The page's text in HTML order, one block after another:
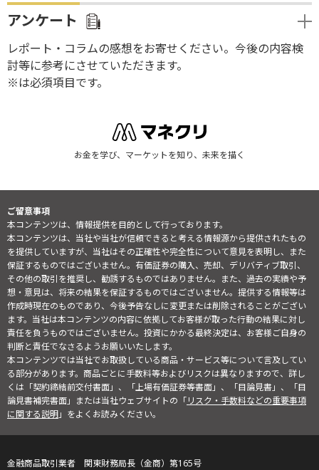
アンケート
レポート・コラムの感想をお寄せください。今後の内容検
討等に参考にさせていただきます。
※は必須項目です。
お金を学び、マーケットを知り、未来を描く
ご留意事項
本コンテンツは、情報提供を目的として行っております。
本コンテンツは、当社や当社が信頼できると考える情報源から提供されたもの
を提供していますが、当社はその正確性や完全性について意見を表明し、また
保証するものではございません。有価証券の購入、売却、デリバティブ取引、
その他の取引を推奨し、勧誘するものではありません。また、過去の実績や予
想・意見は、将来の結果を保証するものではございません。提供する情報等は
作成時現在のものであり、今後予告なしに変更または削除されることがござい
ます。当社は本コンテンツの内容に依拠してお客様が取った行動の結果に対し
責任を負うものではございません。投資にかかる最終決定は、お客様ご自身の
判断と責任でなさるようお願いいたします。
本コンテンツでは当社でお取扱している商品・サービス等について言及してい
る部分があります。商品ごとに手数料等およびリスクは異なりますので、詳し
くは「契約締結前交付書面」、「上場有価証券等書面」、「目論見書」、「目
論見書補完書面」または当社ウェブサイトの「リスク・手数料などの重要事項
に関する説明」をよくお読みください。
金融商品取引業者 関東財務局長（金商）第165号